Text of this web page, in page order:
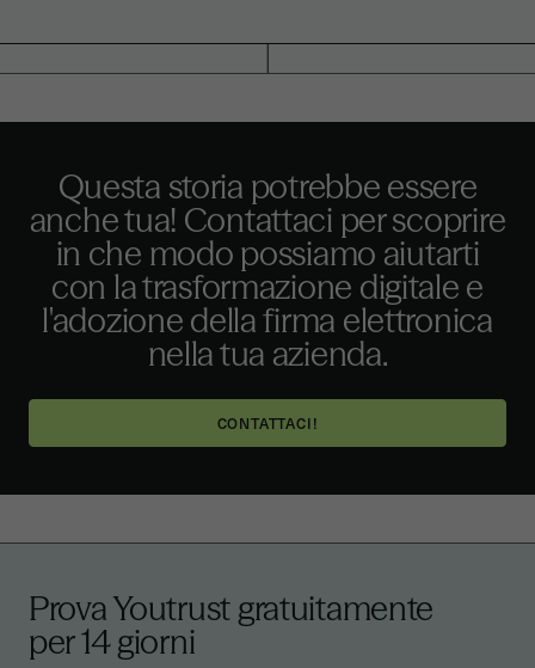
Questa storia potrebbe essere
anche tua! Contattaci per scoprire
in che modo possiamo aiutarti
con la trasformazione digitale e
l'adozione della firma elettronica
nella tua azienda.
CONTATTACI!
Prova Youtrust gratuitamente
per 14 giorni